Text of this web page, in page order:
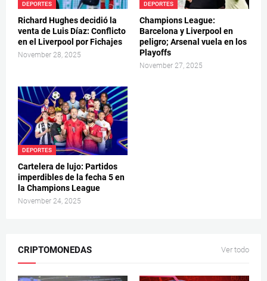
DEPORTES
Richard Hughes decidió la
venta de Luis Díaz: Conflicto
en el Liverpool por Fichajes
November 28, 2025
DEPORTES
Champions League:
Barcelona y Liverpool en
peligro; Arsenal vuela en los
Playoffs
November 27, 2025
DEPORTES
Cartelera de lujo: Partidos
imperdibles de la fecha 5 en
la Champions League
November 24, 2025
CRIPTOMONEDAS Ver todo